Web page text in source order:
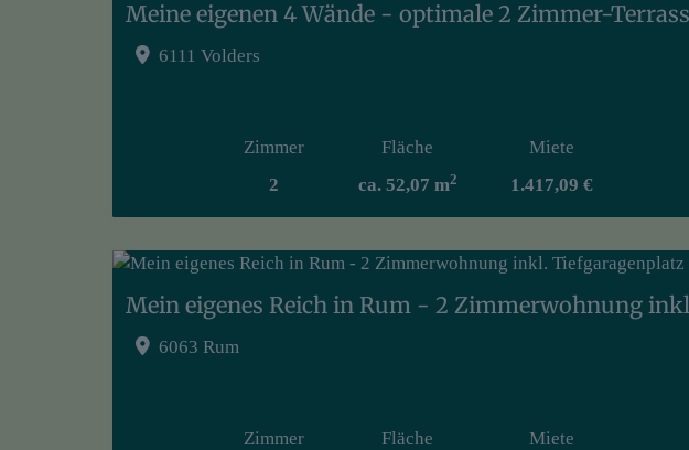
6111 Volders
Zimmer
2
Fläche
ca. 52,07 m2
Miete
1.417,09 €
6063 Rum
Zimmer
Fläche
Miete